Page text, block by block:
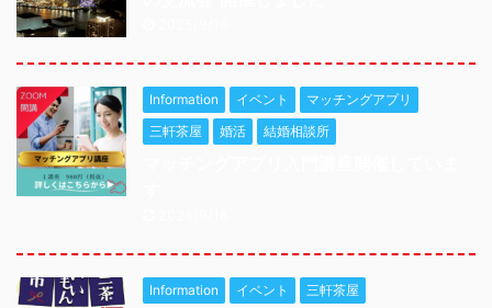
Information イベント
マッチングアプリ
三軒茶屋
婚活 結婚相談所
Information イベント 三軒茶屋